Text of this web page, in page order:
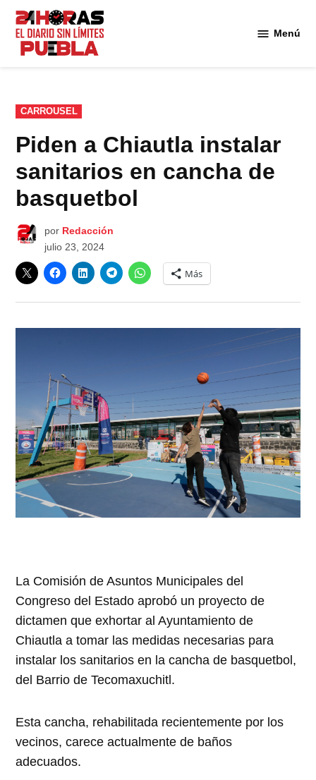
Saltar
contenido
Menú
PUBLICADO
EN
CARROUSEL
Piden a Chiautla instalar
sanitarios en cancha de
basquetbol
por Redacción
julio 23, 2024
Más
La Comisión de Asuntos Municipales del
Congreso del Estado aprobó un proyecto de
dictamen que exhortar al Ayuntamiento de
Chiautla a tomar las medidas necesarias para
instalar los sanitarios en la cancha de basquetbol,
del Barrio de Tecomaxuchitl.
Esta cancha, rehabilitada recientemente por los
vecinos, carece actualmente de baños
adecuados.